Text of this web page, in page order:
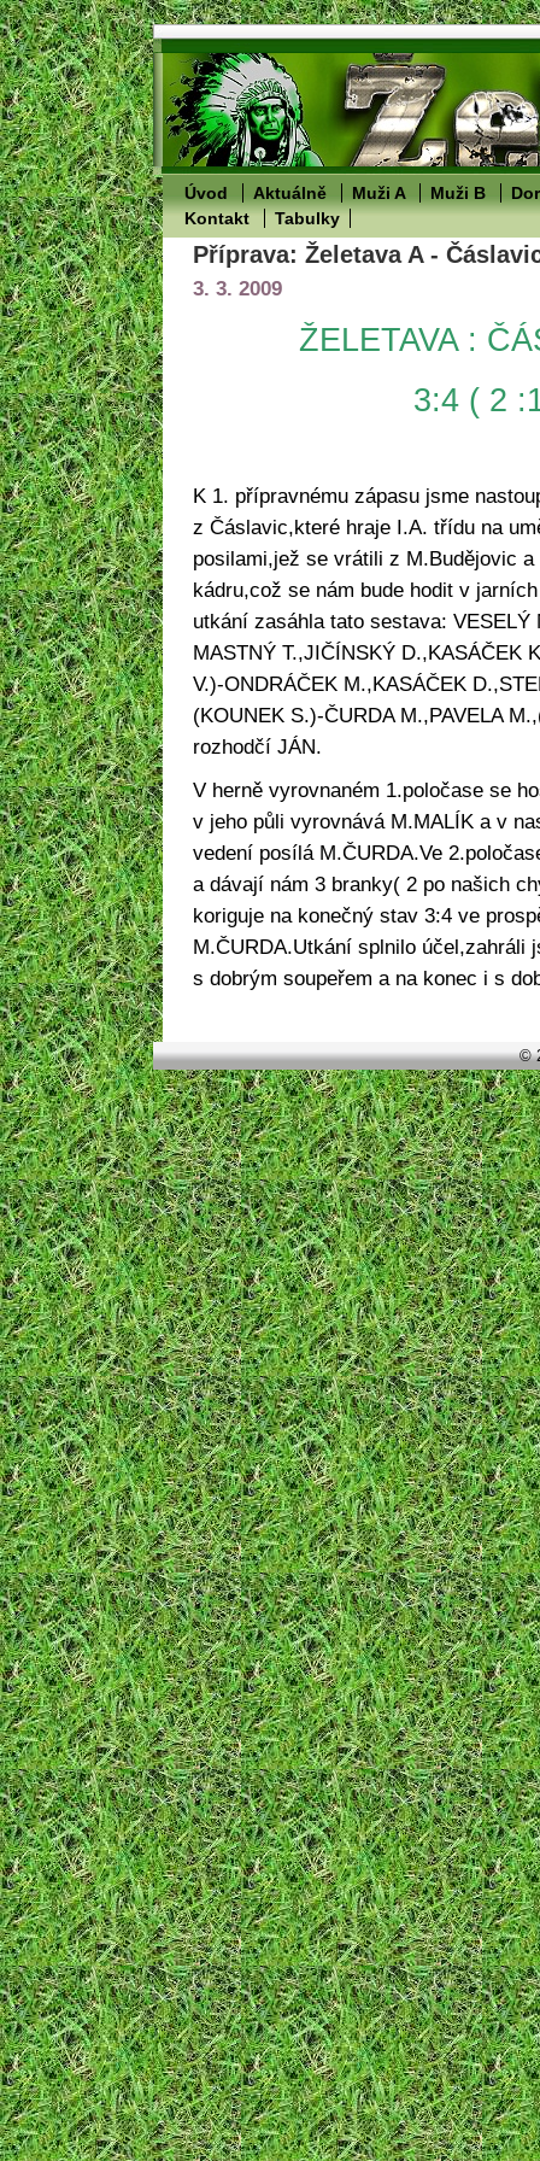
Úvod Aktuálně Muži A Muži B
Kontakt
Tabulky
Příprava: Želetava A -
3. 3. 2009
ŽELETAVA :
3:4 ( 2
K 1. přípravnému zápasu jsme
z Čáslavic,které hraje I.A. třídu na
posilami,jež se vrátili z M.Budějovic
kádru,což se nám bude hodit v
utkání zasáhla tato sestava: VESELÝ
MASTNÝ T.,JIČÍNSKÝ D.,KASÁČEK
V.)-ONDRÁČEK M.,KASÁČEK
(KOUNEK S.)-ČURDA M.,PAVELA
rozhodčí JÁN.
V herně vyrovnaném 1.poločase se
v jeho půli vyrovnává M.MALÍK a v
vedení posílá M.ČURDA.Ve
a dávají nám 3 branky( 2 po našich
koriguje na konečný stav 3:4 ve
M.ČURDA.Utkání splnilo účel,zahráli
s dobrým soupeřem a na konec i s
©